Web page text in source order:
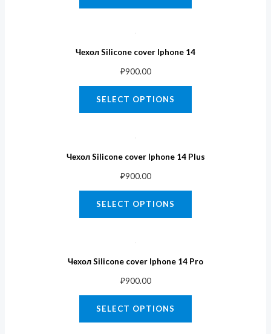
Чехол Silicone cover Iphone 14
₽900.00
SELECT OPTIONS
Чехол Silicone cover Iphone 14 Plus
₽900.00
SELECT OPTIONS
Чехол Silicone cover Iphone 14 Pro
₽900.00
SELECT OPTIONS